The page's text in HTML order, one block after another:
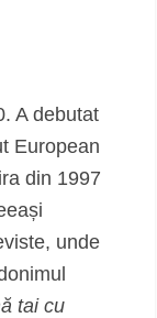
A debutat
European
din 1997
unde
tai cu